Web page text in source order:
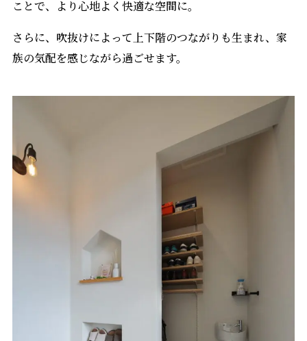
ことで、より心地よく快適な空間に。
さらに、吹抜けによって上下階のつながりも生まれ、家
族の気配を感じながら過ごせます。